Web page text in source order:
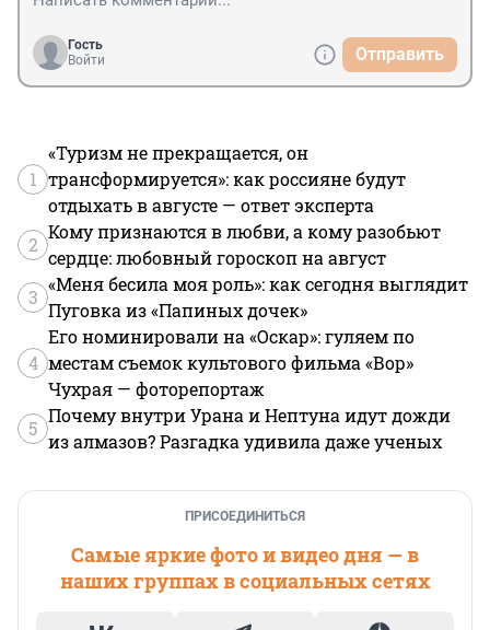
Гость
Войти
Отправить
1
«Туризм не прекращается, он
трансформируется»: как россияне будут
отдыхать в августе — ответ эксперта
2
Кому признаются в любви, а кому разобьют
сердце: любовный гороскоп на август
3
«Меня бесила моя роль»: как сегодня выглядит
Пуговка из «Папиных дочек»
4
Его номинировали на «Оскар»: гуляем по
местам съемок культового фильма «Вор»
Чухрая — фоторепортаж
5
Почему внутри Урана и Нептуна идут дожди
из алмазов? Разгадка удивила даже ученых
ПРИСОЕДИНИТЬСЯ
Самые яркие фото и видео дня — в
наших группах в социальных сетях